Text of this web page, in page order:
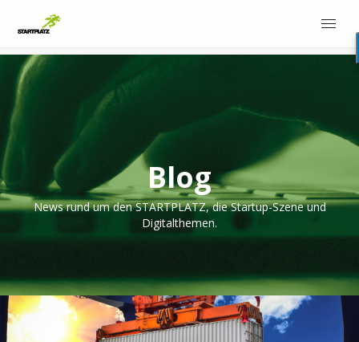
Blog
News rund um den STARTPLATZ, die Startup-Szene und
Digitalthemen.